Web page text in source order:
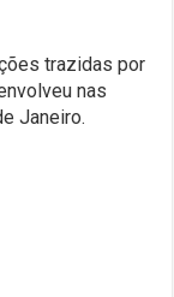
trazidas por
nas
Janeiro.